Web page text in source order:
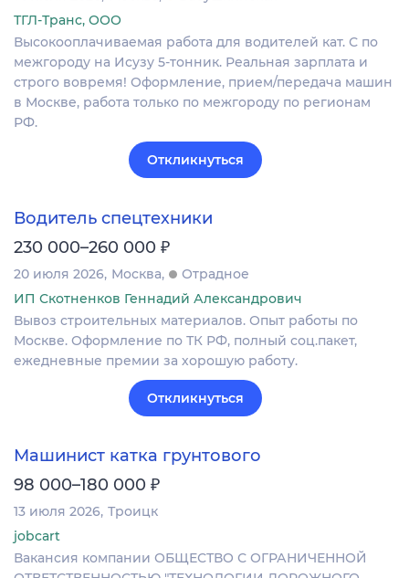
ТГЛ-Транс, ООО
Высокооплачиваемая работа для водителей кат. С по
межгороду на Исузу 5-тонник. Реальная зарплата и
строго вовремя! Оформление, прием/передача машин
в Москве, работа только по межгороду по регионам
РФ.
Откликнуться
Водитель спецтехники
230 000–260 000 ₽
20 июля 2026 Москва
Отрадное
ИП Скотненков Геннадий Александрович
Вывоз строительных материалов. Опыт работы по
Москве. Оформление по ТК РФ, полный соц.пакет,
ежедневные премии за хорошую работу.
Откликнуться
Машинист катка грунтового
98 000–180 000 ₽
13 июля 2026 Троицк
jobcart
Вакансия компании ОБЩЕСТВО С ОГРАНИЧЕННОЙ